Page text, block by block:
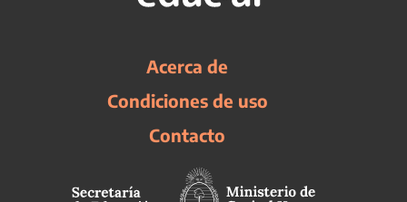
Acerca de
Condiciones de uso
Contacto